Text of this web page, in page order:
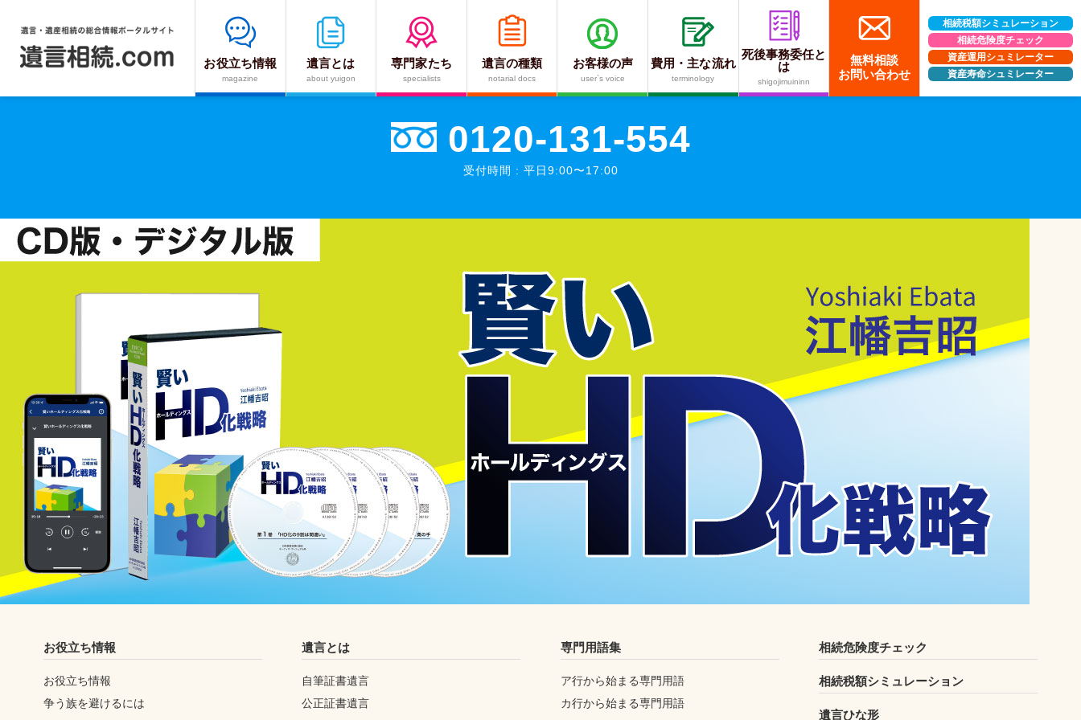
お役立ち情報
magazine
遺言とは
about yuigon
専門家たち
specialists
遺言の種類
notarial docs
お客様の声
user`s voice
費用・主な流れ
terminology
死後事務委任と
は
shigojimuininn
無料相談
お問い合わせ
相続税額シミュレーション
相続危険度チェック
資産運用シュミレーター
資産寿命シュミレーター
遺言や相続でのお悩みを 私達が解決します。
0120-131-554
受付時間 : 平日9:00〜17:00
お役立ち情報
お役立ち情報
争う族を避けるには
遺言とは
自筆証書遺言
公正証書遺言
専門用語集
ア行から始まる専門用語
カ行から始まる専門用語
相続危険度チェック
相続税額シミュレーション
遺言ひな形